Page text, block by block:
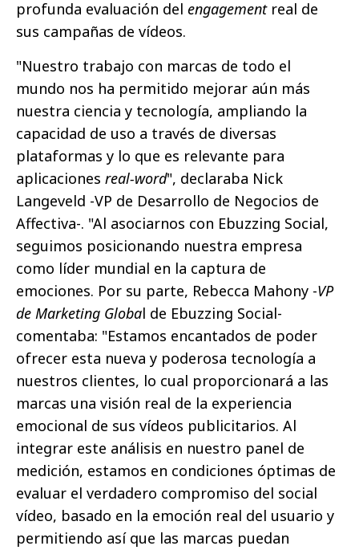
profunda evaluación del engagementreal de
sus campañas de vídeos.
"Nuestro trabajo con marcas de todo el
mundo nos ha permitido mejorar aún más
nuestra ciencia y tecnología, ampliando la
capacidad de uso a través de diversas
plataformas y lo que es relevante para
aplicaciones real-word", declaraba Nick
Langeveld -VP de Desarrollo de Negocios de
Affectiva-. "Al asociarnos con Ebuzzing Social,
seguimos posicionando nuestra empresa
como líder mundial en la captura de
emociones. Por su parte, Rebecca Mahony -VP
de Marketing Global de Ebuzzing Social-
comentaba: "Estamos encantados de poder
ofrecer esta nueva y poderosa tecnología a
nuestros clientes, lo cual proporcionará a las
marcas una visión real de la experiencia
emocional de sus vídeos publicitarios. Al
integrar este análisis en nuestro panel de
medición, estamos en condiciones óptimas de
evaluar el verdadero compromiso del social
vídeo, basado en la emoción real del usuario y
permitiendo así que las marcas puedan